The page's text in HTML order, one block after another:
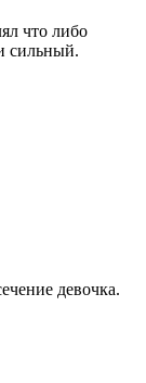
что либо
сильный.
девочка.